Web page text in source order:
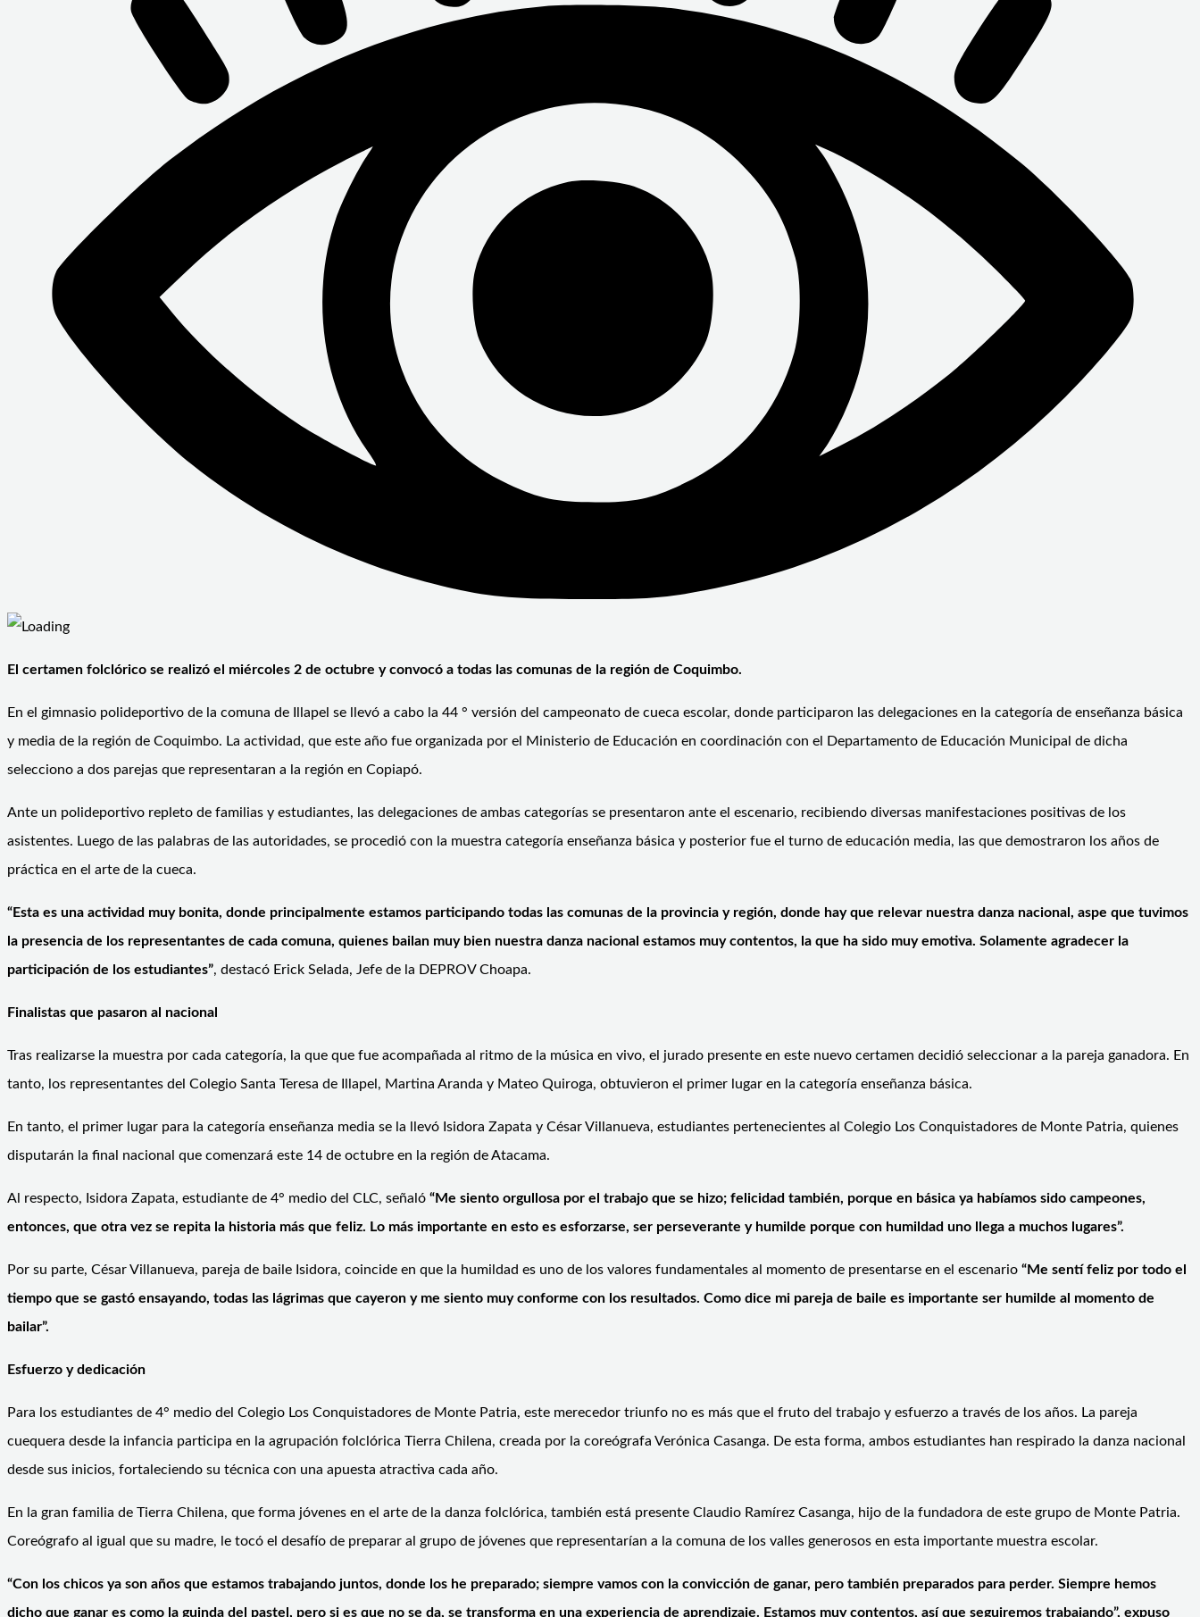
El certamen folclórico se realizó el miércoles 2 de octubre y convocó a todas las comunas de la región de Coquimbo.
En el gimnasio polideportivo de la comuna de Illapel se llevó a cabo la 44 ° versión del campeonato de cueca escolar, donde participaron las delegaciones en la categoría de enseñanza básica
y media de la región de Coquimbo. La actividad, que este año fue organizada por el Ministerio de Educación en coordinación con el Departamento de Educación Municipal de dicha
selecciono a dos parejas que representaran a la región en Copiapó.
Ante un polideportivo repleto de familias y estudiantes, las delegaciones de ambas categorías se presentaron ante el escenario, recibiendo diversas manifestaciones positivas de los
asistentes. Luego de las palabras de las autoridades, se procedió con la muestra categoría enseñanza básica y posterior fue el turno de educación media, las que demostraron los años de
práctica en el arte de la cueca.
“Esta es una actividad muy bonita, donde principalmente estamos participando todas las comunas de la provincia y región, donde hay que relevar nuestra danza nacional, aspe que tuvimos
la presencia de los representantes de cada comuna, quienes bailan muy bien nuestra danza nacional estamos muy contentos, la que ha sido muy emotiva. Solamente agradecer la
participación de los estudiantes”, destacó Erick Selada, Jefe de la DEPROV Choapa.
Finalistas que pasaron al nacional
Tras realizarse la muestra por cada categoría, la que que fue acompañada al ritmo de la música en vivo, el jurado presente en este nuevo certamen decidió seleccionar a la pareja ganadora. En
tanto, los representantes del Colegio Santa Teresa de Illapel, Martina Aranda y Mateo Quiroga, obtuvieron el primer lugar en la categoría enseñanza básica.
En tanto, el primer lugar para la categoría enseñanza media se la llevó Isidora Zapata y César Villanueva, estudiantes pertenecientes al Colegio Los Conquistadores de Monte Patria, quienes
disputarán la final nacional que comenzará este 14 de octubre en la región de Atacama.
Al respecto, Isidora Zapata, estudiante de 4° medio del CLC, señaló “Me siento orgullosa por el trabajo que se hizo; felicidad también, porque en básica ya habíamos sido campeones,
entonces, que otra vez se repita la historia más que feliz. Lo más importante en esto es esforzarse, ser perseverante y humilde porque con humildad uno llega a muchos lugares”.
Por su parte, César Villanueva, pareja de baile Isidora, coincide en que la humildad es uno de los valores fundamentales al momento de presentarse en el escenario “Me sentífeliz por todo el
tiempo que se gastó ensayando, todas las lágrimas que cayeron y me siento muy conforme con los resultados. Como dice mi pareja de baile es importante ser humilde al momento de
bailar”.
Esfuerzo y dedicación
Para los estudiantes de 4° medio del Colegio Los Conquistadores de Monte Patria, este merecedor triunfo no es más que el fruto del trabajo y esfuerzo a través de los años. La pareja
cuequera desde la infancia participa en la agrupación folclórica Tierra Chilena, creada por la coreógrafa Verónica Casanga. De esta forma, ambos estudiantes han respirado la danza nacional
desde sus inicios, fortaleciendo su técnica con una apuesta atractiva cada año.
En la gran familia de Tierra Chilena, que forma jóvenes en el arte de la danza folclórica, también está presente Claudio Ramírez Casanga, hijo de la fundadora de este grupo de Monte Patria.
Coreógrafo al igual que su madre, le tocó el desafío de preparar al grupo de jóvenes que representarían a la comuna de los valles generosos en esta importante muestra escolar.
“Con los chicos ya son años que estamos trabajando juntos, donde los he preparado; siempre vamos con la convicción de ganar, pero también preparados para perder. Siempre hemos
dicho que ganar es como la guinda del pastel, pero si es que no se da, se transforma en una experiencia de aprendizaje. Estamos muy contentos, así que seguiremos trabajando”, expuso